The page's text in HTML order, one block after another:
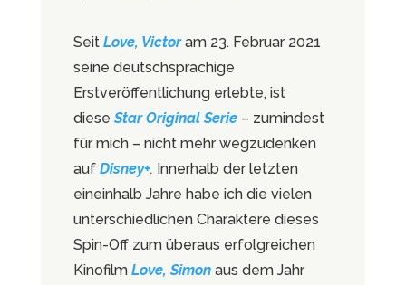
Seit Love, Victor am 23. Februar 2021
seine deutschsprachige
Erstveröffentlichung erlebte, ist
dieseStar Original Serie – zumindest
für mich – nicht mehr wegzudenken
auf Disney+. Innerhalb der letzten
eineinhalb Jahre habe ich die vielen
unterschiedlichen Charaktere dieses
Spin-Off zum überaus erfolgreichen
Kinofilm Love, Simonaus dem Jahr